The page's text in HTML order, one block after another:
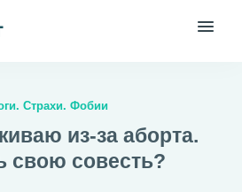
Страхи. Фобии
из-за аборта.
свою совесть?